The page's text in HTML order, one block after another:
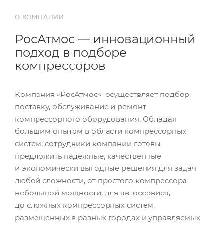
О КОМПАНИИ
РосАтмос — инновационный
подход в подборе
компрессоров
Компания «РосАтмос» осуществляет подбор,
поставку, обслуживание и ремонт
компрессорного оборудования. Обладая
большим опытом в области компрессорных
систем, сотрудники компании готовы
предложить надежные, качественные
и экономически выгодные решения для задач
любой сложности, от простого компрессора
небольшой мощности, для автосервиса,
до сложных компрессорных систем,
размещенных в разных городах и управляемых